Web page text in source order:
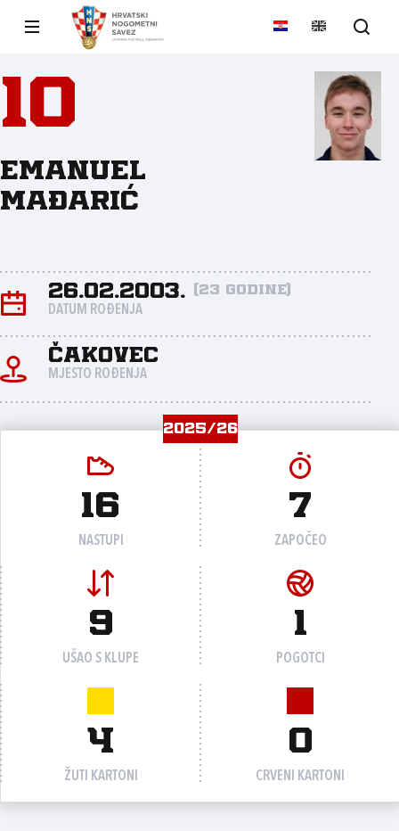
10
Emanuel
Mađarić
26.02.2003. (23 godine)
DATUM ROĐENJA
Čakovec
MJESTO ROĐENJA
2025/26
16
NASTUPI
7
ZAPOČEO
9
UŠAO S KLUPE
1
POGOTCI
4
ŽUTI KARTONI
0
CRVENI KARTONI